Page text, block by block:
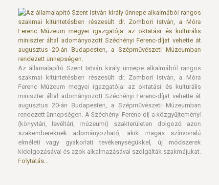
Az államalapító Szent István király ünnepe alkalmából rangos
szakmai kitüntetésben részesült dr. Zombori István, a Móra
Ferenc Múzeum megyei igazgatója: az oktatási és kulturális
miniszter által adományozott Széchényi Ferenc-díjat vehette át
augusztus 20-án Budapesten, a Szépművészeti Múzeumban
rendezett ünnepségen. A Széchényi Ferenc-díj a közgyűjteményi
(könyvtári, levéltári, múzeumi) szakterületen dolgozó azon
szakembereknek adományozható, akik magas színvonalú
elméleti vagy gyakorlati tevékenységükkel, új módszerek
kidolgozásával és azok alkalmazásával szolgálták szakmájukat.
Folytatás…